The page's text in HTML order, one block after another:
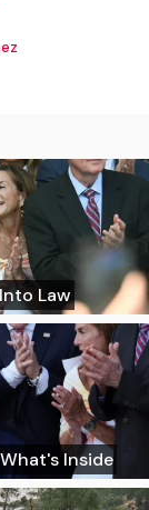
Law
Inside